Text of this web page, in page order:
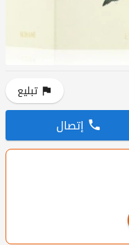
تبليع
إتصال